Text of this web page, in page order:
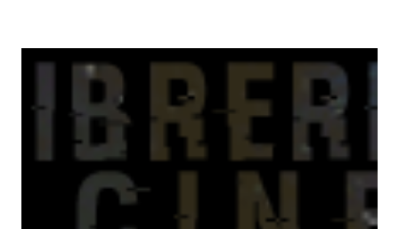
potete capire le mie aspettative! Innanzitutto, se la Gier o
probabilmente lo avrei apprezzato molto di più. Red è
molto introduttivo, nel senso che in trecento pagine non
succede un bel niente. E non ha nemmeno un finale ._.
finisce esattamente nel bel mezzo della storia (anzi, quale
"mezzo" della storia? Questa storia ha praticamente solo